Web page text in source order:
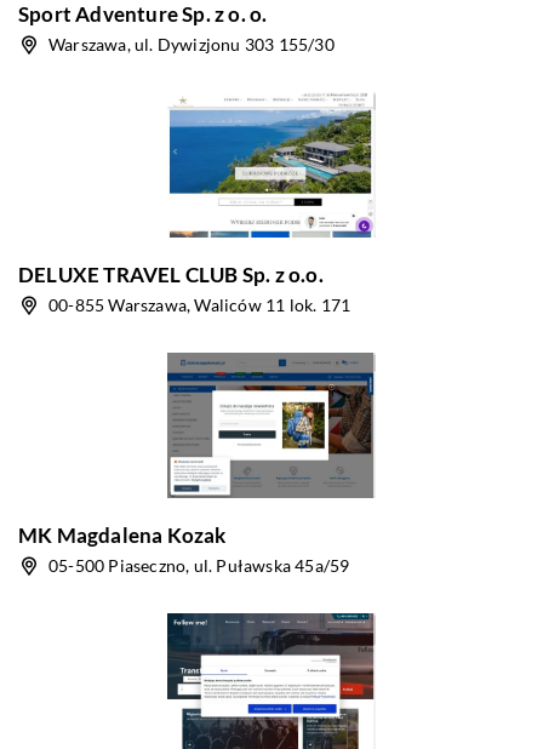
Sport Adventure Sp. z o. o.
Warszawa, ul. Dywizjonu 303 155/30
DELUXE TRAVEL CLUB Sp. z o.o.
00-855 Warszawa, Waliców 11 lok. 171
MK Magdalena Kozak
05-500 Piaseczno, ul. Puławska 45a/59